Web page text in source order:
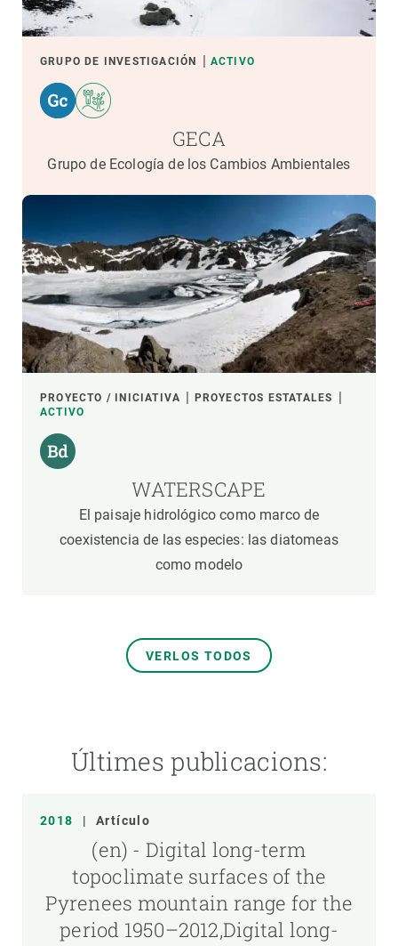
GRUPO DE INVESTIGACIÓN ACTIVO
GECA
Grupo de Ecología de los Cambios Ambientales
PROYECTO / INICIATIVA
PROYECTOS ESTATALES
ACTIVO
WATERSCAPE
El paisaje hidrológico como marco de
coexistencia de las especies: las diatomeas
como modelo
VERLOS TODOS
Últimes publicacions:
2018 | Artículo
(en) - Digital long-term
topoclimate surfaces of the
Pyrenees mountain range for the
period 1950–2012,Digital long-